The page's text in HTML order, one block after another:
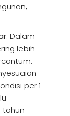
: Dalam
lebih
per 1
tahun